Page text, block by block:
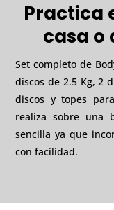
Practica
casa o
Set completo de
discos de 2.5 Kg, 2
discos y topes
realiza sobre una
sencilla ya que
con facilidad.